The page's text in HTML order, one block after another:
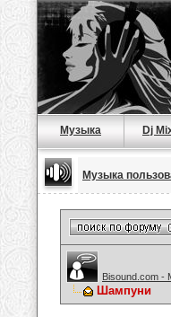
Музыка Dj
Музыка
Bisound.com -
Шампуни